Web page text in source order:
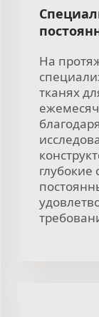
На
тканях
глубокие